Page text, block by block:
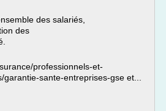
des salariés,
des
professionnels-et-
sante-entreprises-gse et...